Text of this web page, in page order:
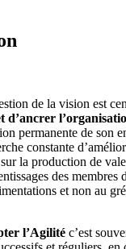
de la vision est
d’ancrer
permanente de son
constante
la production de
des membres
et non au
l’Agilité c’est